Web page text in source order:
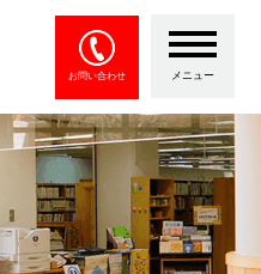
メニュー
お問い合わせ